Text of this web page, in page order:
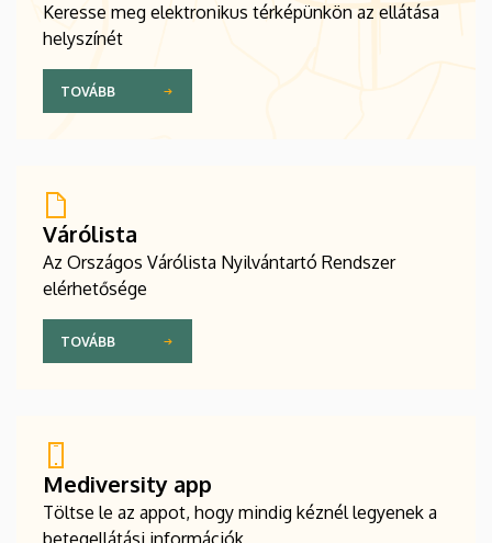
Keresse meg elektronikus térképünkön az ellátása
helyszínét
TOVÁBB
Várólista
Az Országos Várólista Nyilvántartó Rendszer
elérhetősége
TOVÁBB
Mediversity app
Töltse le az appot, hogy mindig kéznél legyenek a